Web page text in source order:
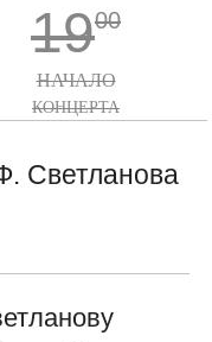
1900
НАЧАЛО
КОНЦЕРТА
Светланова